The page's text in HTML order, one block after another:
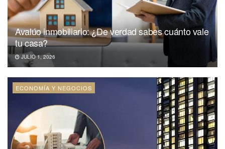
Avalúo inmobiliario: ¿De verdad sabes cuánto vale
tu casa?
JULIO 1, 2026
ECONOMÍA Y NEGOCIOS